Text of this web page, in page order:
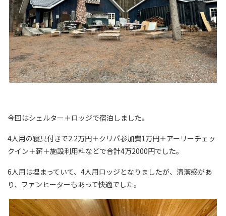
今回はシェルター＋ロッジで宿泊しました。
4人用の寝具付きで2.2万円＋クリパ参加費1万円＋アーリーチェッ
クイン＋薪＋施設利用料などで合計4万2000円でした。
6人用は埋まっていて、4人用ロッジとなりましたが、清潔感があ
り、ファンヒーターもあって快適でした。